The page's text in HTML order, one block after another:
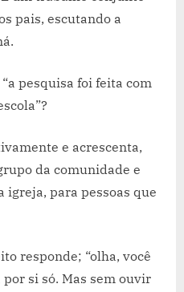
pais, escutando a
pesquisa foi feita com
e acrescenta,
da comunidade e
para pessoas que
responde; “olha, você
si só. Mas sem ouvir